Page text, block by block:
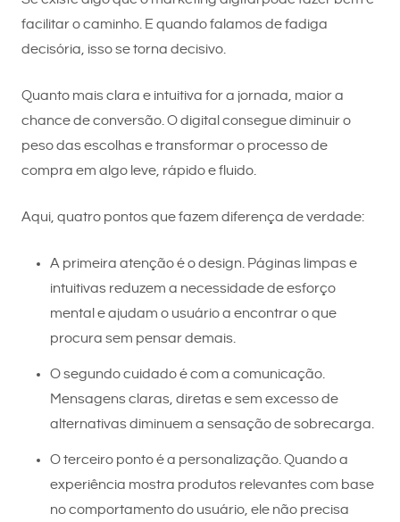
facilitar o caminho. E quando falamos de fadiga
decisória, isso se torna decisivo.
Quanto mais clara e intuitiva for a jornada, maior a
chance de conversão. O digital consegue diminuir o
peso das escolhas e transformar o processo de
compra em algo leve, rápido e fluido.
Aqui, quatro pontos que fazem diferença de verdade:
A primeira atenção é o design. Páginas limpas e
intuitivas reduzem a necessidade de esforço
mental e ajudam o usuário a encontrar o que
procura sem pensar demais.
O segundo cuidado é com a comunicação.
Mensagens claras, diretas e sem excesso de
alternativas diminuem a sensação de sobrecarga.
O terceiro ponto é a personalização. Quando a
experiência mostra produtos relevantes com base
no comportamento do usuário, ele não precisa